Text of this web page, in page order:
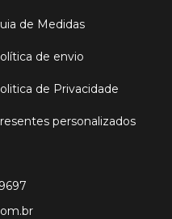
de Medidas
de envio
de Privacidade
personalizados